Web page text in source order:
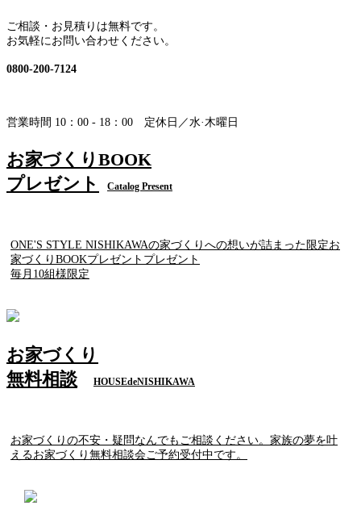
ご相談・お見積りは無料です。
お気軽にお問い合わせください。
0800-200-7124
営業時間 10：00 - 18：00 定休日／水·木曜日
お家づくりBOOK
プレゼント
Catalog Present
ONE'S STYLE NISHIKAWAの家づくりへの想いが詰まった限定お
家づくりBOOKプレゼントプレゼント
毎月10組様限定
お家づくり
無料相談
HOUSEdeNISHIKAWA
お家づくりの不安・疑問なんでもご相談ください。家族の夢を叶
えるお家づくり無料相談会ご予約受付中です。